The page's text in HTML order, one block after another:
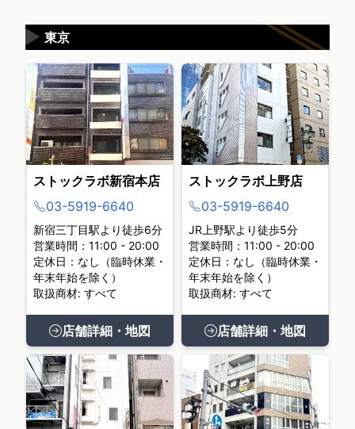
東京
▶
ストックラボ新宿本店
03-5919-6640
新宿三丁目駅より徒歩6分
営業時間：11:00 - 20:00
定休日：なし（臨時休業・
年末年始を除く）
取扱商材: すべて
店舗詳細・地図
ストックラボ上野店
03-5919-6640
JR上野駅より徒歩5分
営業時間：11:00 - 20:00
定休日：なし（臨時休業・
年末年始を除く）
取扱商材: すべて
店舗詳細・地図